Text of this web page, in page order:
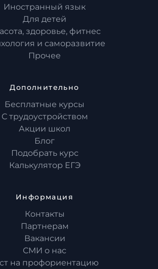
Иностранный язык
Для детей
здоровье, фитнес
и саморазвитие
Прочее
Дополнительно
Бесплатные курсы
С трудоустройством
Акции школ
Блог
Подобрать курс
Калькулятор ЕГЭ
Информация
Контакты
Партнерам
Вакансии
СМИ о нас
на профориентацию